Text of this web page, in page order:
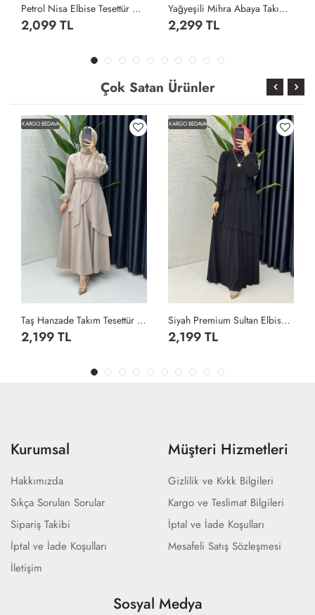
Petrol Nisa Elbise Tesettür Giyim Petrol Yeşili
2,099 TL
Yağyeşili Mihra Abaya Takım Tesettür Giyim Yağ Yeşili
2,299 TL
Çok Satan Ürünler
KARGO BEDAVA
Taş Hanzade Takım Tesettür Giyim Taş Rengi
2,199 TL
KARGO BEDAVA
Siyah Premium Sultan Elbise Tesettür Giyim Siyah
2,199 TL
Kurumsal
Hakkımızda
Sıkça Sorulan Sorular
Sipariş Takibi
İptal ve İade Koşulları
İletişim
Müşteri Hizmetleri
Gizlilik ve Kvkk Bilgileri
Kargo ve Teslimat Bilgileri
İptal ve İade Koşulları
Mesafeli Satış Sözleşmesi
Sosyal Medya